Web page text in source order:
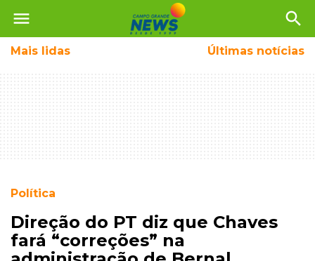
menu search
Mais lidas Últimas notícias
Política
Direção do PT diz que Chaves
fará “correções” na